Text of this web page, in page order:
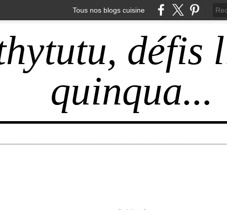
Tous nos blogs cuisine
défis
quinqua...